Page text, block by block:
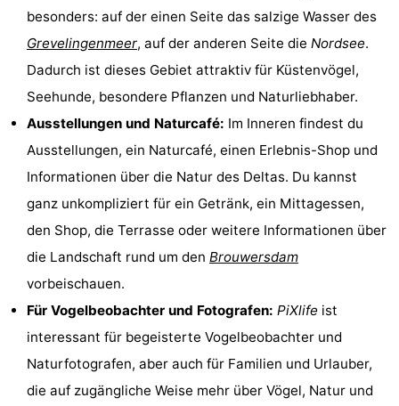
Greve
Port
Zélande
Resort
Haamstede
Résidence
't
Hof
van
Haamstede
Schouwen
-
Schouwse
Valleien
Soeten
Haert
Wijde
Blick
Zeeland
Village
Zeeuwse
Kust
Zonnedorp
besonders: auf der einen Seite das salzige Wasser des
Grevelingenmeer, auf der anderen Seite die Nordsee.
Dadurch ist dieses Gebiet attraktiv für Küstenvögel,
Seehunde, besondere Pflanzen und Naturliebhaber.
Ausstellungen und Naturcafé: Im Inneren findest du
Ausstellungen, ein Naturcafé, einen Erlebnis-Shop und
Informationen über die Natur des Deltas. Du kannst
ganz unkompliziert für ein Getränk, ein Mittagessen,
den Shop, die Terrasse oder weitere Informationen über
die Landschaft rund um den Brouwersdam
vorbeischauen.
Für Vogelbeobachter und Fotografen: PiXlife ist
interessant für begeisterte Vogelbeobachter und
Naturfotografen, aber auch für Familien und Urlauber,
die auf zugängliche Weise mehr über Vögel, Natur und